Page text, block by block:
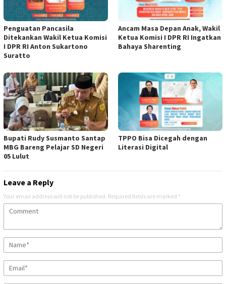
Penguatan Pancasila
Ditekankan Wakil Ketua Komisi
I DPR RI Anton Sukartono
Suratto
Ancam Masa Depan Anak, Wakil
Ketua Komisi I DPR RI Ingatkan
Bahaya Sharenting
Bupati Rudy Susmanto Santap
MBG Bareng Pelajar SD Negeri
05 Lulut
TPPO Bisa Dicegah dengan
Literasi Digital
Leave a Reply
Your email address will not be published. Required fields are marked *